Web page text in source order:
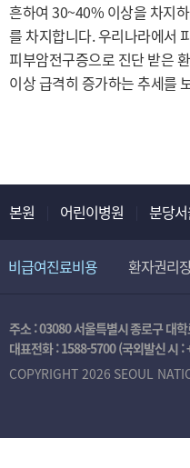
흔하여 30~40% 이상을 차지
를 차지합니다. 우리나라에서
피부암전구증으로 진단 받은
이상 급격히 증가하는 추세를
본원 어린이병원 분당
비급여진료비용 환자권리
주소 : 03080 서울특별시 종로구 대
대표전화 :1588-5700(국외발신 시 :
COPYRIGHT 2026 SEOUL